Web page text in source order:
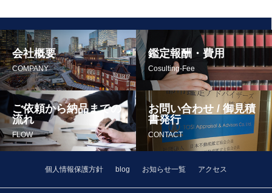
会社概要
COMPANY
鑑定報酬・費用
Cosulting-Fee
ご依頼から納品までの
流れ
FLOW
お問い合わせ / 御見積
書発行
CONTACT
個人情報保護方針 blog お知らせ一覧 アクセス